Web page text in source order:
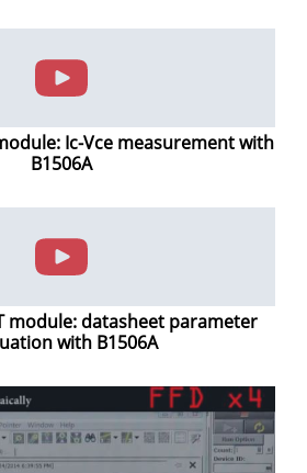
Ic-Vce measurement with
B1506A
module: datasheet parameter
with B1506A